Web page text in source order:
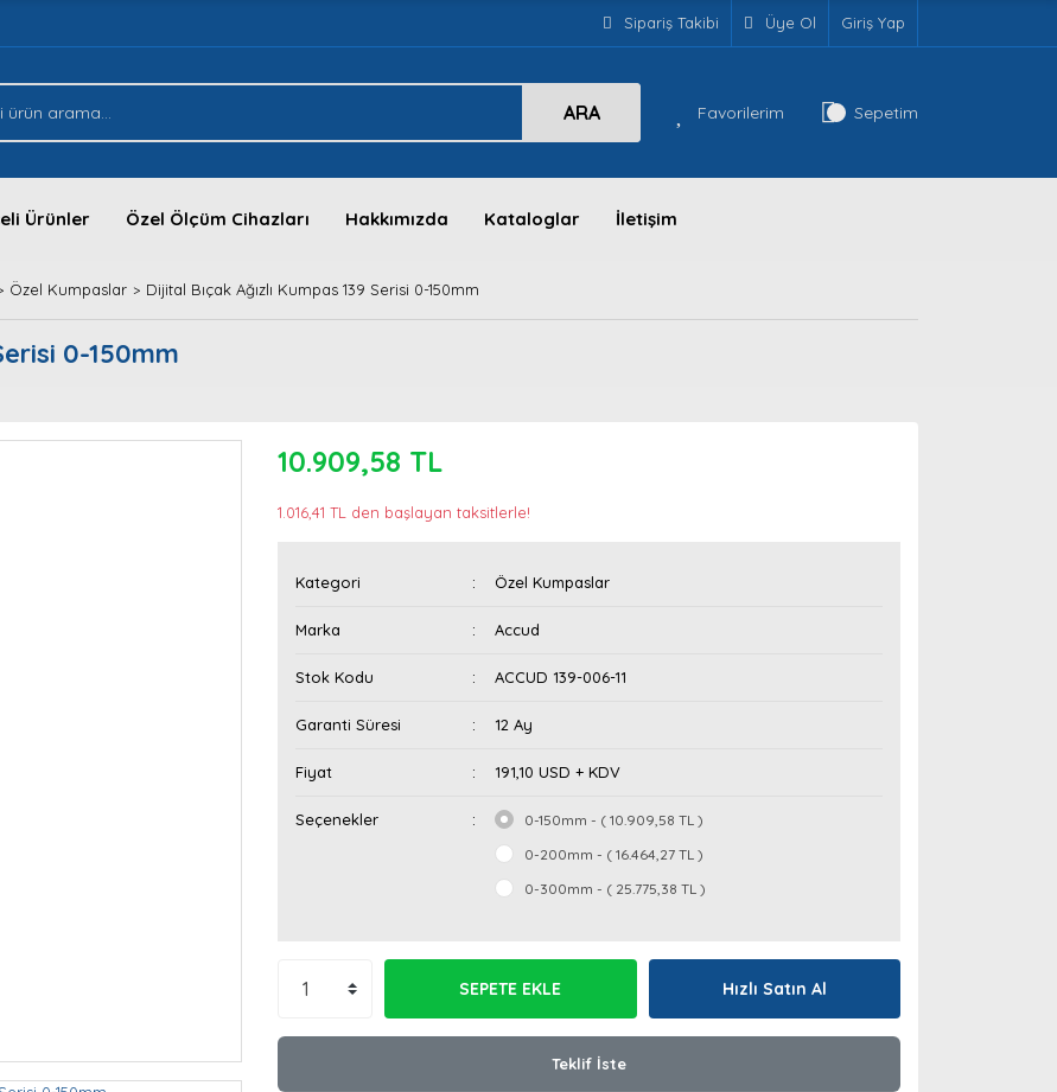
Sipariş Takibi Üye Ol Giriş Yap
ARA Favorilerim Sepetim
Ürünler Özel Ölçüm Cihazları Hakkımızda Kataloglar İletişim
Özel Kumpaslar Dijital Bıçak Ağızlı Kumpas 139 Serisi 0-150mm
0-150mm
10.909,58 TL
1.016,41 TL den başlayan taksitlerle!
Kategori Özel Kumpaslar
Marka Accud
Stok Kodu ACCUD 139-006-11
Garanti Süresi 12 Ay
Fiyat 191,10 USD + KDV
Seçenekler
0-150mm - ( 10.909,58 TL )
0-200mm - ( 16.464,27 TL )
0-300mm - ( 25.775,38 TL )
SEPETE EKLE Hızlı Satın Al
Teklif İste